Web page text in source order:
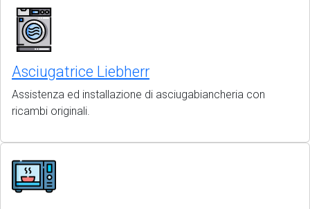
Asciugatrice Liebherr
Assistenza ed installazione di asciugabiancheria con
ricambi originali.